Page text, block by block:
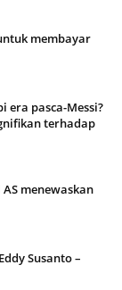
membayar
era pasca-Messi?
terhadap
menewaskan
Susanto –